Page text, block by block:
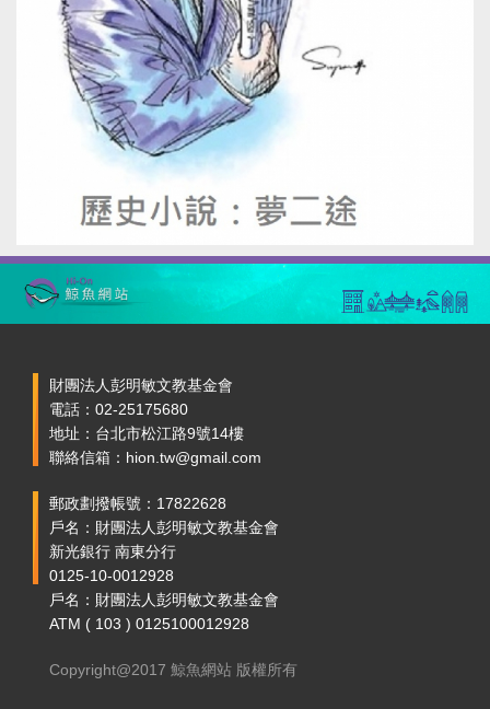
財團法人彭明敏文教基金會
電話：02-25175680
地址：台北市松江路9號14樓
聯絡信箱：hion.tw@gmail.com
郵政劃撥帳號：17822628
戶名：財團法人彭明敏文教基金會
新光銀行 南東分行
0125-10-0012928
戶名：財團法人彭明敏文教基金會
ATM ( 103 ) 0125100012928
Copyright@2017 鯨魚網站 版權所有